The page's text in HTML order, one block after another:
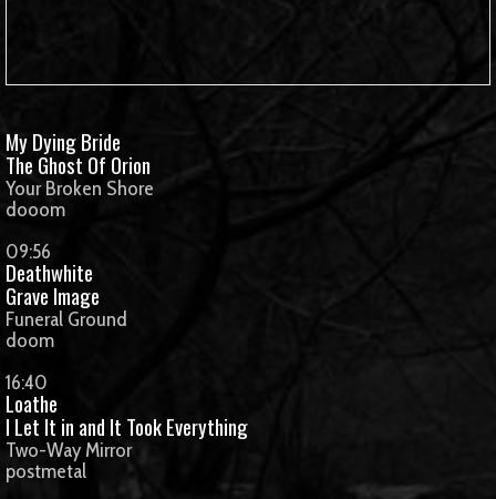
My Dying Bride
The Ghost Of Orion
Your Broken Shore
dooom
09:56
Deathwhite
Grave Image
Funeral Ground
doom
16:40
Loathe
I Let It in and It Took Everything
Two-Way Mirror
postmetal